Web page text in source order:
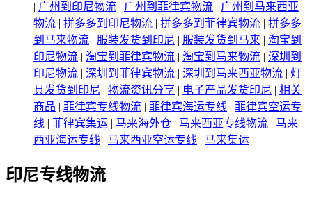
| 广州到印尼物流 | 广州到菲律宾物流 | 广州到马来西亚
物流 | 拼多多到印尼物流 | 拼多多到菲律宾物流 | 拼多多
到马来物流 | 服装发货到印尼 | 服装发货到马来 | 淘宝到
印尼物流 | 淘宝到菲律宾物流 | 淘宝到马来物流 | 深圳到
印尼物流 | 深圳到菲律宾物流 | 深圳到马来西亚物流 | 灯
具发货到印尼 | 物流资讯分享 | 电子产品发货印尼 | 相关
商品 | 菲律宾专线物流 | 菲律宾海运专线 | 菲律宾空运专
线 | 菲律宾集运 | 马来海外仓 | 马来西亚专线物流 | 马来
西亚海运专线 | 马来西亚空运专线 | 马来集运 |
印尼专线物流